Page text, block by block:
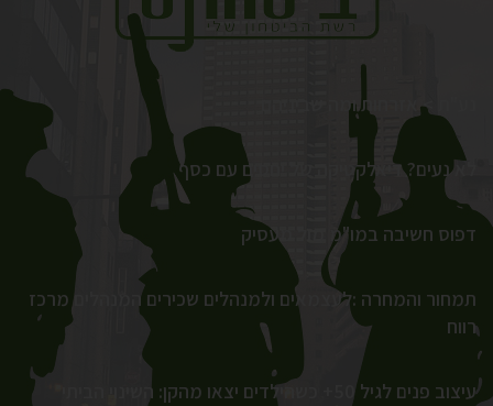
נע"ת > אזרחות ומה שביניהם
לא נעים? דיאלקטיקה של יחסים עם כסף
דפוס חשיבה במו"מ מול מעסיק
תמחור והמחרה :לעצמאים ולמנהלים שכירים המנהלים מרכז
רווח
עיצוב פנים לגיל 50+ כשהילדים יצאו מהקן: השינוי הביתי